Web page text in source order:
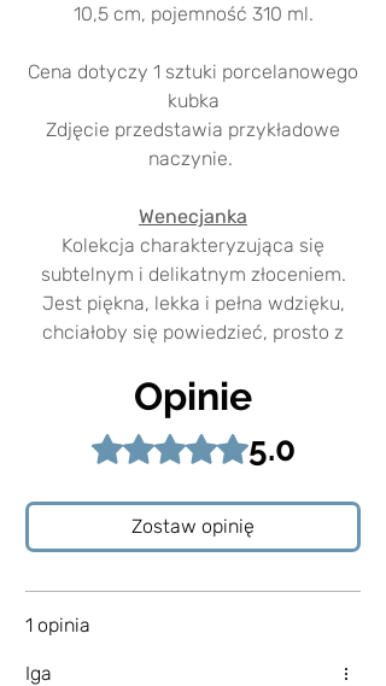
10,5 cm, pojemność 310 ml.
Cena dotyczy 1 sztuki porcelanowego
kubka
Zdjęcie przedstawia przykładowe
naczynie.
Wenecjanka
Kolekcja charakteryzująca się
subtelnym i delikatnym złoceniem.
Jest piękna, lekka i pełna wdzięku,
chciałoby się powiedzieć, prosto z
Niepowtarzalność ręcznego
tworzenia
widać na niej ślady formowania
opuszkami palców.
jaką pasją została zrobiona.
Każde naczynie wykonane jest
Opinie
Oceniono na 5 z 5 gwiazdek.
5.0
Zostaw opinię
1 opinia
Iga